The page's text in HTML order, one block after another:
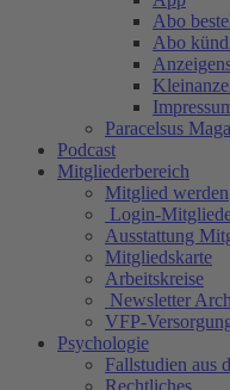
Abo
Abo
Paracelsus
Podcast
Mitgliederbereich
Mitglied werden
Login-
Ausstattung
Mitgliedskarte
Arbeitskreise
Newsletter
VFP-
Psychologie
Fallstudien aus
Rechtliches